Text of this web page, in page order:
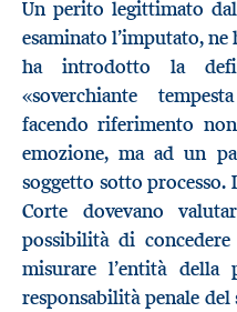
Un perito legittimato
esaminato l’imputato,
ha introdotto la
«soverchiante
facendo riferimento
emozione, ma ad un
soggetto sotto
Corte dovevano
possibilità di
misurare l’entità della
responsabilità penale